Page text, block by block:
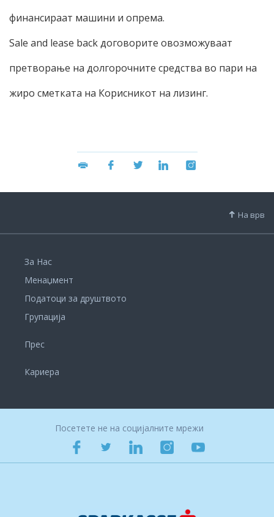
финансираат машини и опрема.
Sale and lease back договорите овозможуваат
претворање на долгорочните средства во пари на
жиро сметката на Корисникот на лизинг.
На врв
За Нас
Менаџмент
Податоци за друштвото
Групација
Прес
Кариера
Посетете не на социјалните мрежи